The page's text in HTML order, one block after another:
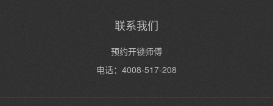
联系我们
预约开锁师傅
电话：4008-517-208